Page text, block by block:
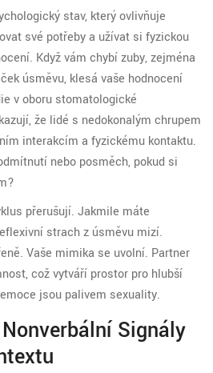
stav, který ovlivňuje
své potřeby a užívat si fyzickou
. Když vám chybí zuby, zejména
úsměvu, klesá vaše hodnocení
v oboru stomatologické
že lidé s nedokonalým chrupem
interakcím a fyzickému kontaktu.
nebo posměch, pokud si
přerušují. Jakmile máte
strach z úsměvu mizí.
Vaše mimika se uvolní. Partner
což vytváří prostor pro hlubší
jsou palivem sexuality.
Signály